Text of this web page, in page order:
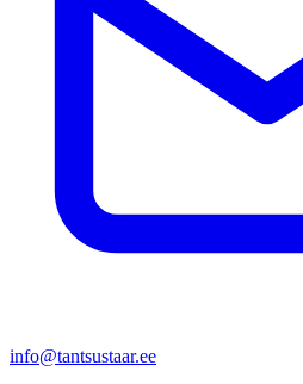
info@tantsustaar.ee